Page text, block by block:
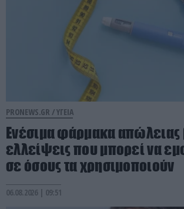
PRONEWS.GR /ΥΓΕΙΑ
Ενέσιμα φάρμακα απώλειας
ελλείψεις που μπορεί να
σε όσους τα χρησιμοποιούν
06.08.2026 | 09:51